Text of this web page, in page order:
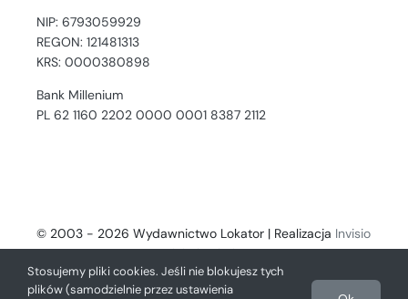
NIP: 6793059929
REGON: 121481313
KRS: 0000380898
Bank Millenium
PL 62 1160 2202 0000 0001 8387 2112
© 2003 - 2026 Wydawnictwo Lokator | Realizacja Invisio
- Digital Solutions
Stosujemy pliki cookies. Jeśli nie blokujesz tych
plików (samodzielnie przez ustawienia